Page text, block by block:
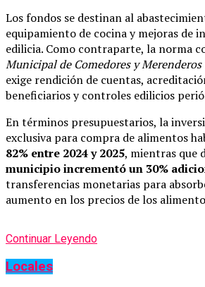
Los fondos se destinan al
equipamiento de cocina y mejoras de
edilicia. Como contraparte, la norma
Municipal de Comedores y
exige rendición de cuentas,
beneficiarios y controles edilicios
En términos presupuestarios, la
exclusiva para compra de alimentos
82% entre 2024 y 2025, mientras que
municipio incrementó un 30%
transferencias monetarias para
aumento en los precios de los
Continuar Leyendo
Locales